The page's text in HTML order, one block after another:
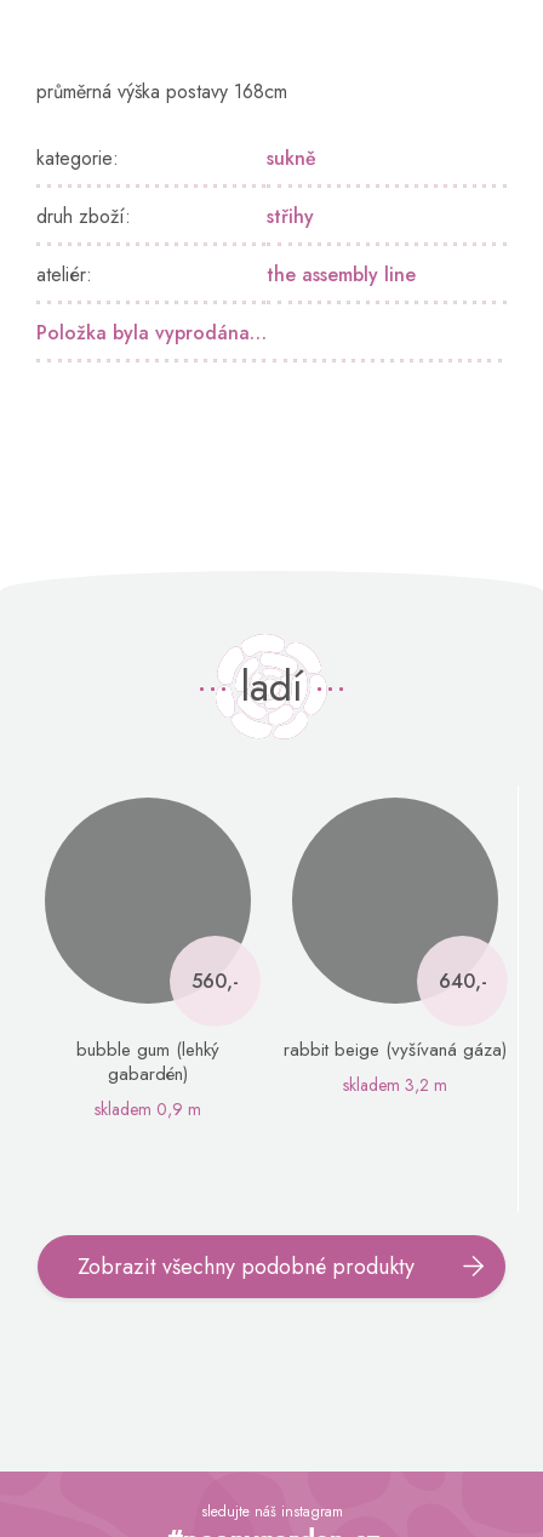
průměrná výška postavy 168cm
kategorie: sukně
druh zboží: střihy
ateliér: the assembly line
Položka byla vyprodána…
ladí
560,-
bubble gum (lehký
gabardén)
skladem 0,9 m
640,-
rabbit beige (vyšívaná gáza)
skladem 3,2 m
Zobrazit všechny podobné produkty
Z
sledujte náš instagram